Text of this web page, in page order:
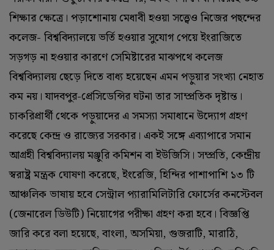
শিক্ষার ক্ষেত্রে। পড়াশোনায় মেধাবী হওয়া সত্ত্বেও নিজের পছন্দের
কলেজ- বিশ্ববিদ্যালয়ে ভর্তি হওয়ার সুযোগ পেয়ে ইংরাজিতে
সড়গড় না হওয়ার কারণে সেমিষ্টারের মাঝপথে কলেজ
বিশ্ববিদ্যালয় ছেড়ে দিতে বাধ্য হয়েছেন এমন পড়ুয়ার সংখ্যা নেহাত
কম নয়। যাদবপুর-প্রেসিডেন্সির ঘটনা তার সাম্প্রতিক দৃষ্টান্ত।
চাকরিপ্রার্থী থেকে পড়ুয়াদের এ সমস্যা সমাধানে উদ্যোগ গ্রহণ
করেছে কেন্দ্র ও রাজ্যের সরকার। একই সঙ্গে এব্যাপারে সমান
আগ্রহী বিশ্ববিদ্যালয় মঞ্জুরি কমিশন বা ইউজিসি। সম্প্রতি, কেন্দ্রীয়
স্বরাষ্ট্র মন্ত্রক ঘোষণা করেছে, ইংরেজি, হিন্দির পাশাপাশি ১৩ টি
আঞ্চলিক ভাষায় হবে সেন্ট্রাল প্যারামিলিটারি ফোর্সের কনস্টেবল
(জেনারেল ডিউটি) নিয়োগের পরীক্ষা গ্রহণ করা হবে। বিজ্ঞপ্তি
জারি করে বলা হয়েছে, বাংলা, অসমিয়া, গুজরাটি, মারাঠি,